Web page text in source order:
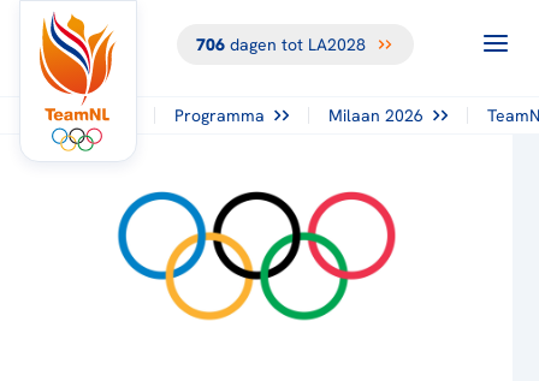
706dagen tot LA2028
Programma Milaan 2026